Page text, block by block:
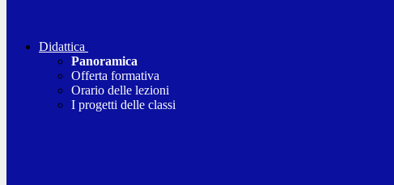
Didattica
Panoramica
Offerta formativa
Orario delle lezioni
I progetti delle classi